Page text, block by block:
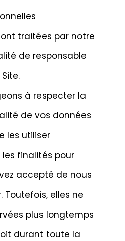
traitées par notre
de responsable
à respecter la
de vos données
les utiliser
finalités pour
accepté de nous
elles ne
plus longtemps
durant toute la